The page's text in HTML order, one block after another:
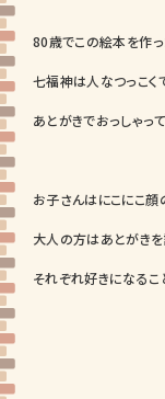
80歳でこの絵本を作
七福神は人なつっこ
あとがきでおっしゃって
お子さんはにこにこ
大人の方はあとがき
それぞれ好きになる